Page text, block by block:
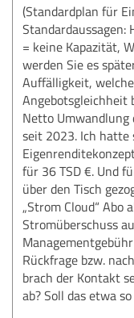
(Standardplan für
Standardaussagen:
= keine Kapazität,
werden Sie es
Auffälligkeit,
Angebotsgleichheit
Netto Umwandlung
seit 2023. Ich hatte
für 36 TSD €. Und
über den Tisch
„Strom Cloud“ Abo
Stromüberschuss
Rückfrage bzw.
brach der Kontakt
ab? Soll das etwa